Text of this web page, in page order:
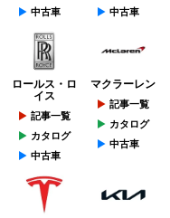
中古車
中古車
ロールス・ロ
イス
記事一覧
カタログ
中古車
マクラーレン
記事一覧
カタログ
中古車